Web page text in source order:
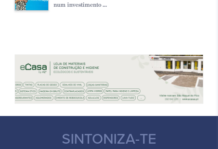
num investimento ...
SINTONIZA-TE